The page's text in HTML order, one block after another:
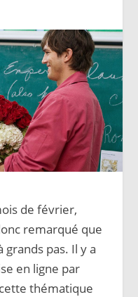
de février,
remarqué que
grands pas. Il y a
en ligne par
thématique